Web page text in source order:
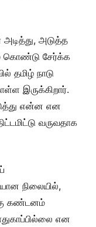
அடித்து, அடுத்த
கொண்டு சேர்க்க
தமிழ் நாடு
இருக்கிறார்.
என்ன என
வருவதாக
நிலையில்,
கண்டனம்
என